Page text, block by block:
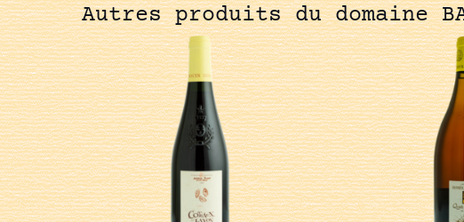
Autres produits du domaine